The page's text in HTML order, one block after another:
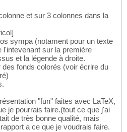
et sur 3 colonnes dans la
sympa (notament pour un texte
l'intevenant sur la première
et la légende à droite.
fonds colorés (voir écrire du
"fun" faites avec LaTeX,
je pourrais faire.(tout ce que j'ai
de très bonne qualité, mais
a ce que je voudrais faire.